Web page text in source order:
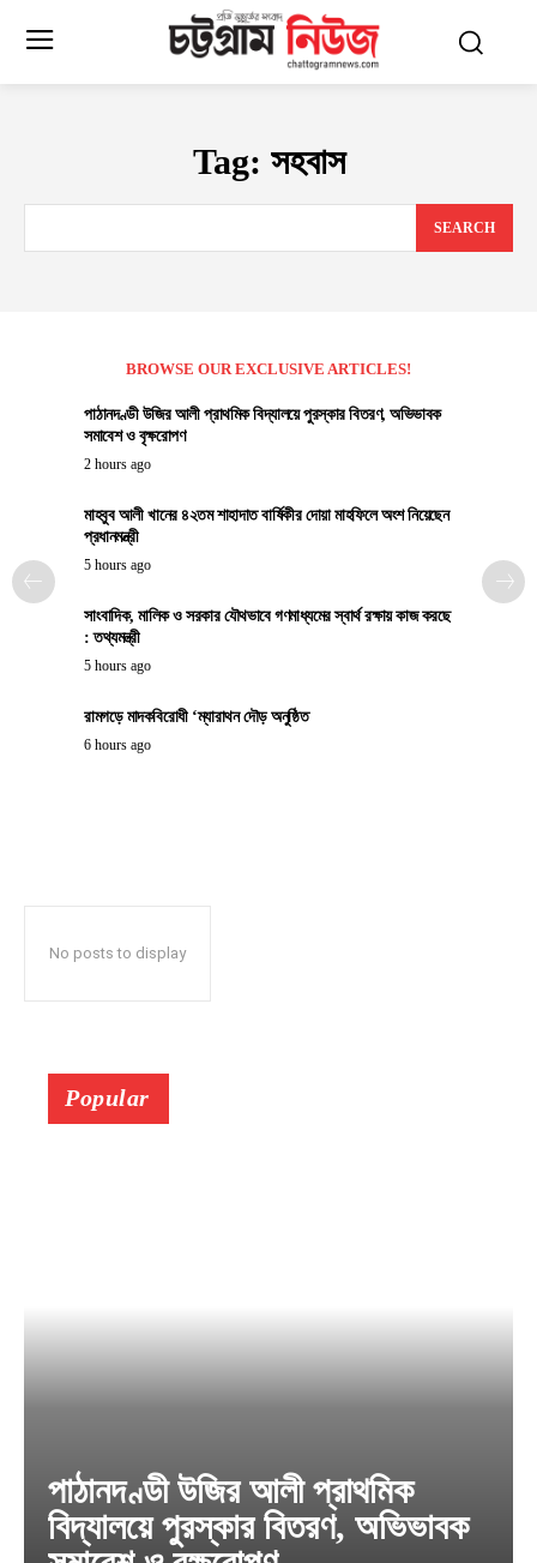
Tag: সহবাস
SEARCH
BROWSE OUR EXCLUSIVE ARTICLES!
পাঠানদণ্ডী উজির আলী প্রাথমিক বিদ্যালয়ে পুরস্কার বিতরণ, অভিভাবক
সমাবেশ ও বৃক্ষরোপণ
2 hours ago
মাহবুব আলী খানের ৪২তম শাহাদাত বার্ষিকীর দোয়া মাহফিলে অংশ নিয়েছেন
প্রধানমন্ত্রী
5 hours ago
সাংবাদিক, মালিক ও সরকার যৌথভাবে গণমাধ্যমের স্বার্থ রক্ষায় কাজ করছে
: তথ্যমন্ত্রী
5 hours ago
রামগড়ে মাদকবিরোধী ‘ম্যারাথন দৌড় অনুষ্ঠিত
6 hours ago
No posts to display
Popular
পাঠানদণ্ডী উজির আলী প্রাথমিক
বিদ্যালয়ে পুরস্কার বিতরণ, অভিভাবক